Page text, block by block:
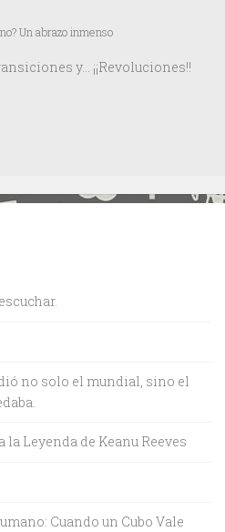
Un abrazo inmenso
y… ¡¡Revoluciones!!
no solo el mundial, sino el
la Leyenda de Keanu Reeves
Cuando un Cubo Vale